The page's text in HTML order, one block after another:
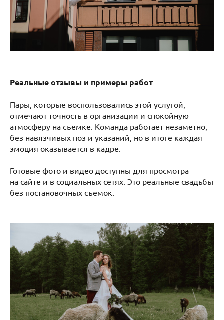
Реальные отзывы и примеры работ
Пары, которые воспользовались этой услугой,
отмечают точность в организации и спокойную
атмосферу на съемке. Команда работает незаметно,
без навязчивых поз и указаний, но в итоге каждая
эмоция оказывается в кадре.
Готовые фото и видео доступны для просмотра
на сайте и в социальных сетях. Это реальные свадьбы
без постановочных съемок.